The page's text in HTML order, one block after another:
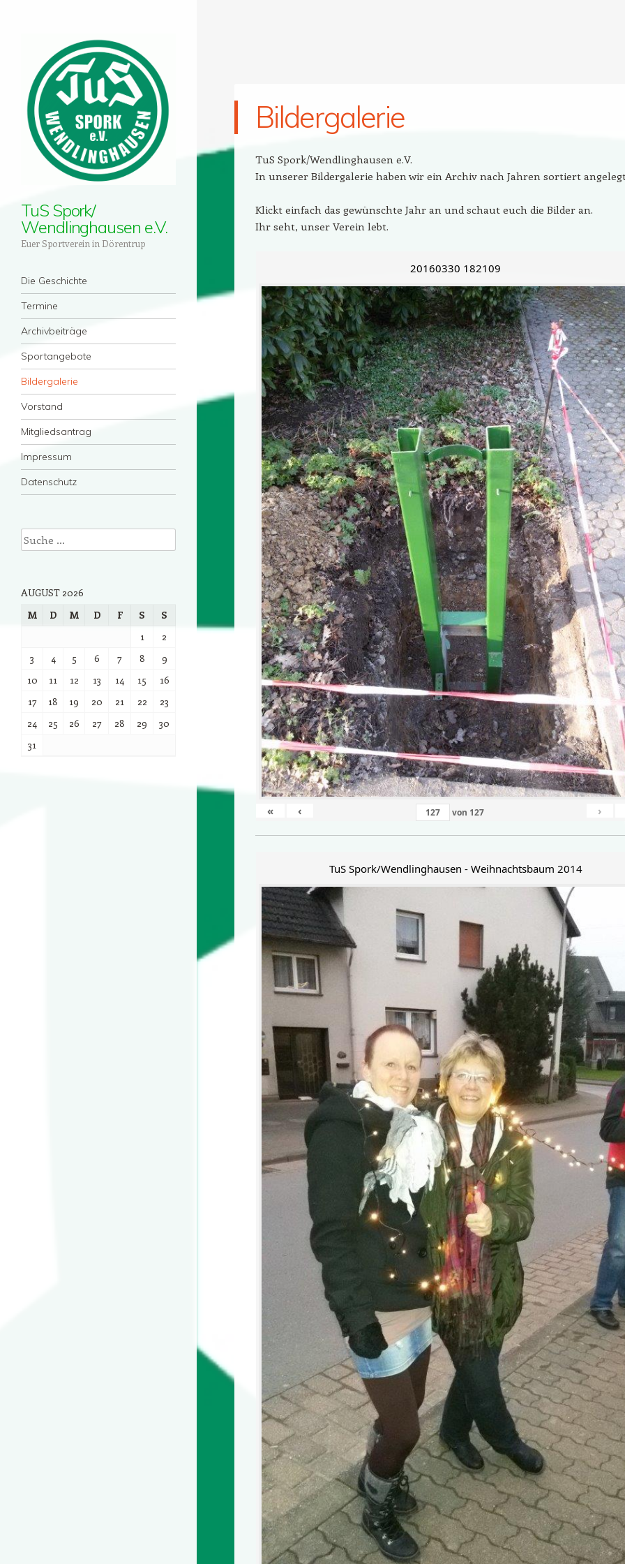
TuS Spork/
Wendlinghausen e.V.
Euer Sportverein in Dörentrup
Menü
Zum Inhalt springen
Die Geschichte
Termine
Archivbeiträge
Sportangebote
Bildergalerie
Vorstand
Mitgliedsantrag
Impressum
Datenschutz
Bildergalerie
TuS Spork/Wendlinghausen e.V.
In unserer Bildergalerie haben wir ein Archiv nach Jahren sortiert
Klickt einfach das gewünschte Jahr an und schaut euch die Bilder an.
Ihr seht, unser Verein lebt.
20160330 182109
« ‹ von 127 ›
TuS Spork/Wendlinghausen - Weihnachtsbaum 2014
Suche
AUGUST 2026
M
D M D F S
S
1
2
3
4 5 6 7 8
9
10
11 12 13 14 15
16
17
18 19 20 21 22
23
24
25 26 27 28 29
30
31